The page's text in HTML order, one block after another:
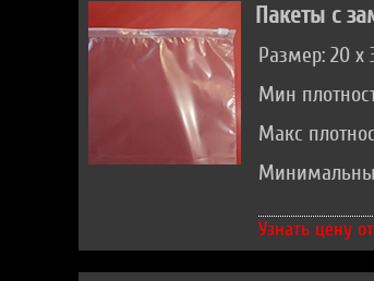
Пакеты с
Размер: 20 х
Мин
Макс
Узнать цену